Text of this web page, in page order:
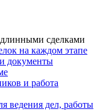
сделками
на каждом этапе
документы
и работа
ведения дел, работы